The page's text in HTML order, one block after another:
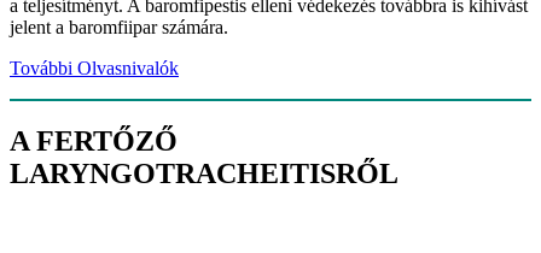
a teljesítményt. A baromfipestis elleni védekezés továbbra is kihívást
jelent a baromfiipar számára.
További Olvasnivalók
A FERTŐZŐ
LARYNGOTRACHEITISRŐL